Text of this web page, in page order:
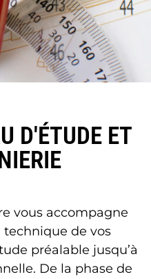
D'ÉTUDE ET
vous accompagne
de vos
préalable jusqu’à
De la phase de